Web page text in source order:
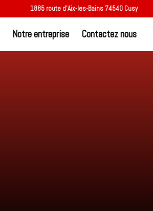
1885 route d’Aix-les-Bains 74540 Cusy
Notre entreprise Contactez nous